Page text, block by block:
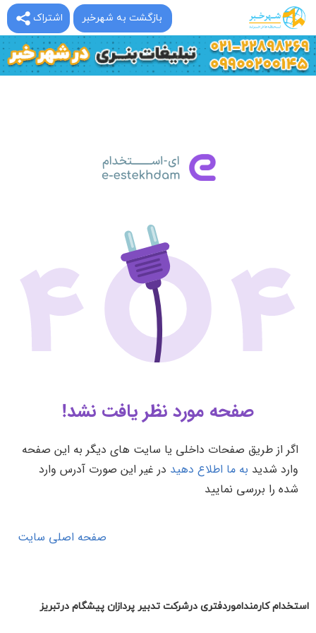
اشتراک بازگشت به شهرخبر
استخدام کارمنداموردفتری درشرکت تدبیر پردازان پیشگام درتبریز